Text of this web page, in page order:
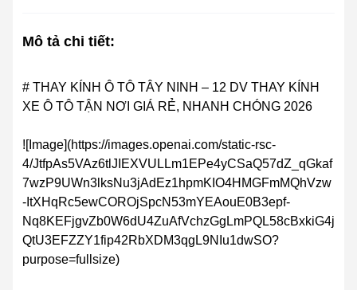
Mô tả chi tiết:
# THAY KÍNH Ô TÔ TÂY NINH – 12 DV THAY KÍNH
XE Ô TÔ TẬN NƠI GIÁ RẺ, NHANH CHÓNG 2026
![Image](https://images.openai.com/static-rsc-
4/JtfpAs5VAz6tlJIEXVULLm1EPe4yCSaQ57dZ_qGkaf
7wzP9UWn3lksNu3jAdEz1hpmKIO4HMGFmMQhVzw
-ItXHqRc5ewCOROjSpcN53mYEAouE0B3epf-
Nq8KEFjgvZb0W6dU4ZuAfVchzGgLmPQL58cBxkiG4j
QtU3EFZZY1fip42RbXDM3qgL9NIu1dwSO?
purpose=fullsize)